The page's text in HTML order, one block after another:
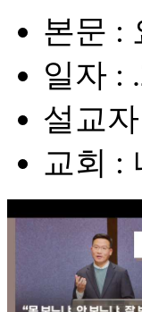
본문 :
일자 :
설교
교회 :